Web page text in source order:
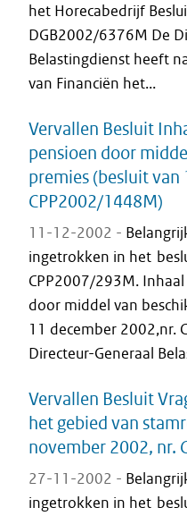
het Horecabedrijf
DGB2002/6376M De
Belastingdienst heeft
van Financiën het...
Vervallen Besluit
pensioen door
premies (besluit van
CPP2002/1448M)
11-12-2002 -
ingetrokken in het
CPP2007/293M.
door middel van
11 december 2002,nr.
Directeur-Generaal
Vervallen Besluit
het gebied van
november 2002, nr.
27-11-2002 -
ingetrokken in het